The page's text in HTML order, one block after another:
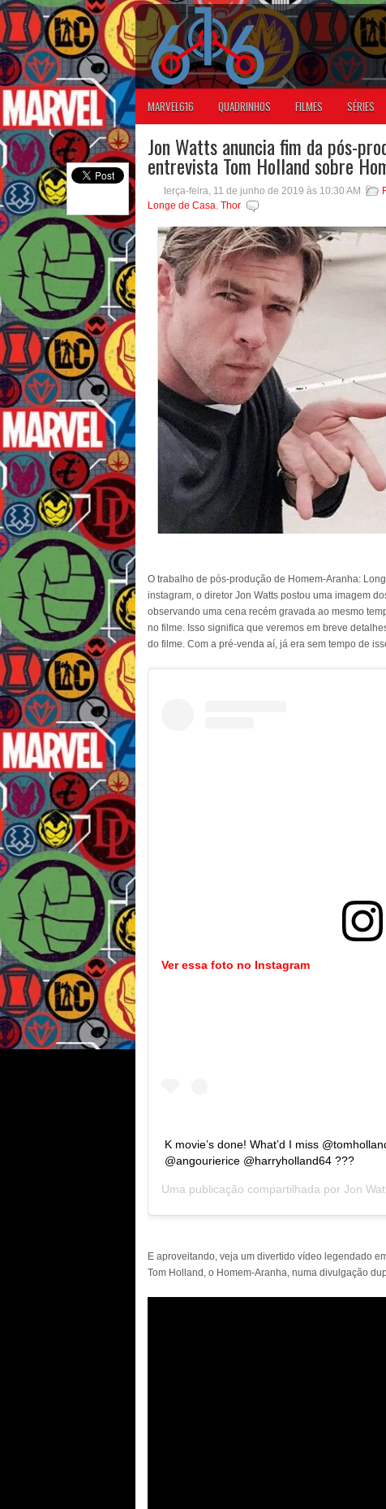
MARVEL616 QUADRINHOS FILMES SÉRIES
Jon Watts anuncia fim da pós-
entrevista Tom Holland sobre
terça-feira, 11 de junho de 2019 às 10:30 AM
Longe de Casa, Thor
O trabalho de pós-produção de Homem-Aranha:
instagram, o diretor Jon Watts postou uma imagem
observando uma cena recém gravada ao mesmo
no filme. Isso significa que veremos em breve
do filme. Com a pré-venda aí, já era sem tempo de
Ver essa foto no Instagram
K movie’s done! What’d I miss
@angourierice @harryholland64 ???
Uma publicação compartilhada por Jon
E aproveitando, veja um divertido vídeo legendado
Tom Holland, o Homem-Aranha, numa divulgação